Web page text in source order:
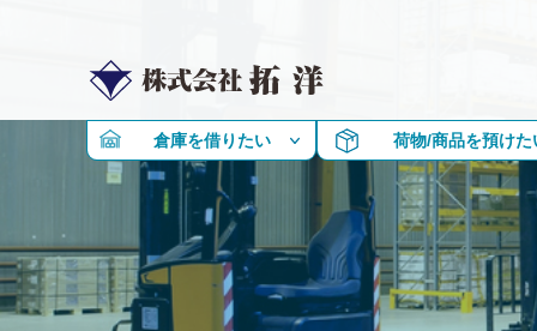
倉庫を借りたい 荷物/商品を預けた